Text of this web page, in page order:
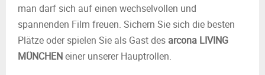
man darf sich auf einen wechselvollen und
spannenden Film freuen. Sichern Sie sich die besten
Plätze oder spielen Sie als Gast des arcona LIVING
MÜNCHENeiner unserer Hauptrollen.